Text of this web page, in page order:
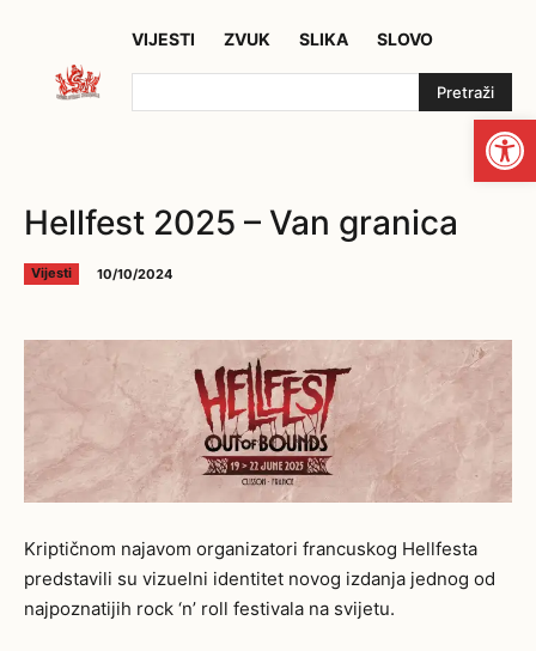
VIJESTI ZVUK SLIKA SLOVO
Pretraži
Hellfest 2025 – Van granica
Vijesti 10/10/2024
Kriptičnom najavom organizatori francuskog Hellfesta
predstavili su vizuelni identitet novog izdanja jednog od
najpoznatijih rock ‘n’ roll festivala na svijetu.